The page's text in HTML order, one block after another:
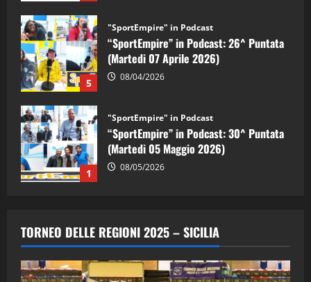
1
"SportEmpire" in Podcast
“SportEmpire” in Podcast: 30^ Puntata
(Martedi 05 Maggio 2026)
08/05/2026
2
"SportEmpire" in Podcast
“SportEmpire” in Podcast: 29^ Puntata
(Martedi 28 Aprile 2026)
28/04/2026
3
“SportEmpire” in Podcast: 28^ Puntata
(Martedi 21 Aprile 2026)
TORNEO DELLE REGIONI 2025 – SICILIA